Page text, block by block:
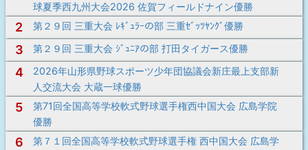
球夏季西九州大会2026 佐賀フィールドナイン優勝
2 第２９回 三重大会 ﾚｷﾞｭﾗｰの部 三重ｾﾞｯﾂﾔﾝｸﾞ優勝
3 第２９回 三重大会 ｼﾞｭﾆｱの部 打田タイガース優勝
4
2026年山形県野球スポーツ少年団協議会新庄最上支部新
人交流大会 大蔵一球優勝
5
第71回全国高等学校軟式野球選手権西中国大会 広島学院
優勝
6
第７１回全国高等学校軟式野球選手権 西中国大会 広島学